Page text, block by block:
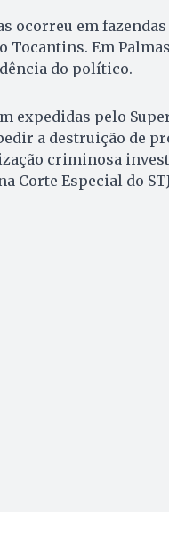
ocorreu em
Tocantins. Em
do político.
expedidas pelo
a destruição de
criminosa
Corte Especial do